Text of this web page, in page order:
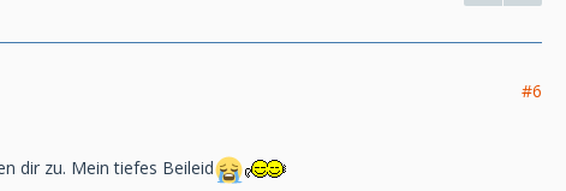
#6
dir zu. Mein tiefes Beileid